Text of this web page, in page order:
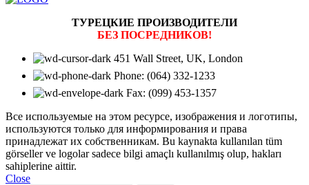
ТУРЕЦКИЕ ПРОИЗВОДИТЕЛИ
БЕЗ ПОСРЕДНИКОВ!
451 Wall Street, UK, London
Phone: (064) 332-1233
Fax: (099) 453-1357
Все используемые на этом ресурсе, изображения и логотипы,
используются только для информирования и права
принадлежат их собственникам. Bu kaynakta kullanılan tüm
görseller ve logolar sadece bilgi amaçlı kullanılmış olup, hakları
sahiplerine aittir.
Close